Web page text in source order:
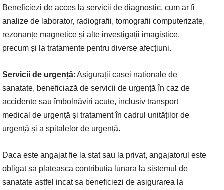
Beneficiezi de acces la servicii de diagnostic, cum ar fi
analize de laborator, radiografii, tomografii computerizate,
rezonanțe magnetice și alte investigații imagistice,
precum și la tratamente pentru diverse afecțiuni.
Servicii de urgență: Asigurații casei nationale de
sanatate, beneficiază de servicii de urgență în caz de
accidente sau îmbolnăviri acute, inclusiv transport
medical de urgență și tratament în cadrul unităților de
urgență și a spitalelor de urgență.
Daca este angajat fie la stat sau la privat, angajatorul este
obligat sa plateasca contributia lunara la sistemul de
sanatate astfel incat sa beneficiezi de asigurarea la